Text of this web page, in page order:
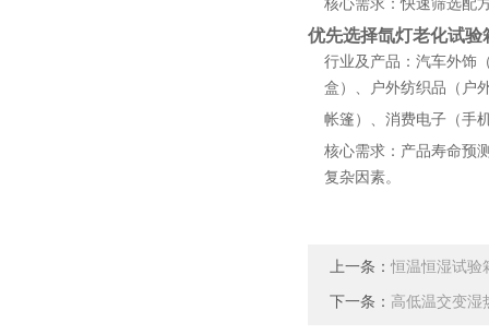
核心需求：快速筛选配
优先选择氙灯老化试验
行业及产品：汽车外饰
盒）、户外纺织品（户
帐篷）、消费电子（手
核心需求：产品寿命预
复杂因素。
上一条： 恒温恒湿试验
下一条： 高低温交变湿